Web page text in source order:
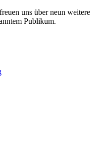
uns über neun weitere
Publikum.